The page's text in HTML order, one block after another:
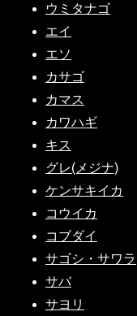
ウミタナゴ
エイ
エソ
カサゴ
カマス
カワハギ
キス
グレ(メジナ)
ケンサキイカ
コウイカ
コブダイ
サゴシ・サワラ
サバ
サヨリ